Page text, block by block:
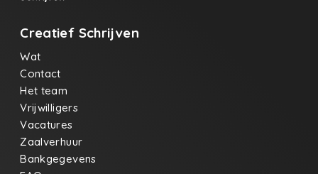
Creatief Schrijven
Wat
Contact
Het team
Vrijwilligers
Vacatures
Zaalverhuur
Bankgegevens